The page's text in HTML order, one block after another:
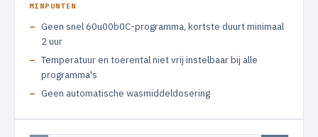
MINPUNTEN
Geen snel 60u00b0C-programma, kortste duurt minimaal
2 uur
Temperatuur en toerental niet vrij instelbaar bij alle
programma's
Geen automatische wasmiddeldosering